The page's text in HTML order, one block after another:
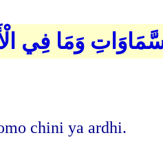
وَمَا فِي
chini ya ardhi.